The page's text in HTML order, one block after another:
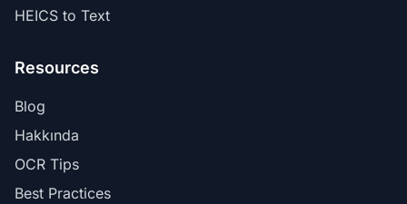
HEICS to Text
Resources
Blog
Hakkında
OCR Tips
Best Practices